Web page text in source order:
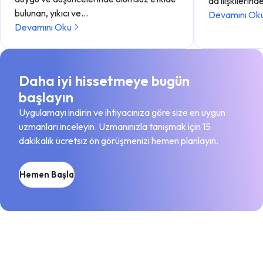
bulunan, yıkıcı ve…
Devamını Oku
Devamını
Daha iyi hissetmeye bugün
başlayın
Uygulamayı indirin ve ihtiyacınıza göre size en uygun
uzmanları inceleyin. Uzmanınızla tanışmak için 15
dakikalık ücretsiz ön görüşmenizi hemen planlayın.
Hemen Başla